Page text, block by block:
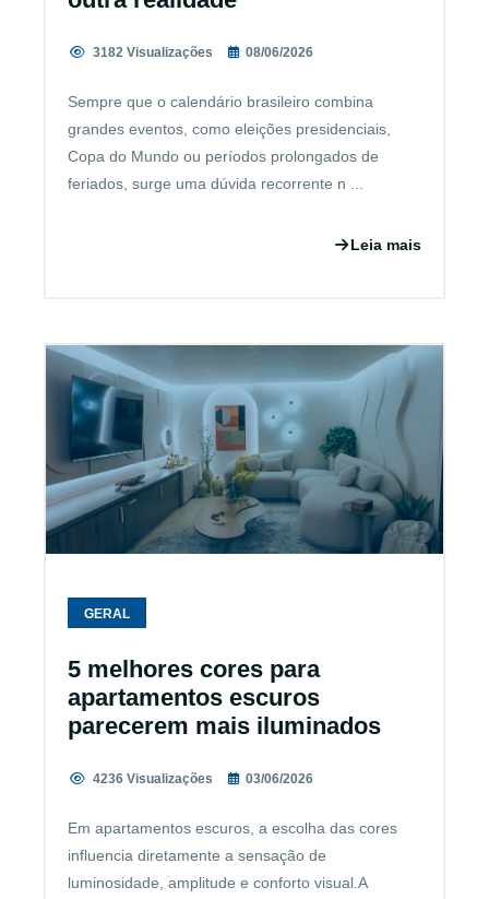
3182 Visualizações 08/06/2026
Sempre que o calendário brasileiro combina
grandes eventos, como eleições presidenciais,
Copa do Mundo ou períodos prolongados de
feriados, surge uma dúvida recorrente n ...
Leia mais
GERAL
5 melhores cores para
apartamentos escuros
parecerem mais iluminados
4236 Visualizações 03/06/2026
Em apartamentos escuros, a escolha das cores
influencia diretamente a sensação de
luminosidade, amplitude e conforto visual.A